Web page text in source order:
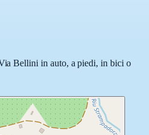
Bellini in auto, a piedi, in bici o